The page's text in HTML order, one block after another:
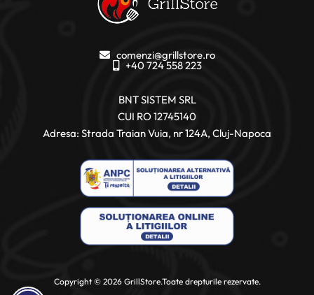
comenzi@grillstore.ro
+40 724 558 223
BNT SISTEM SRL
CUI RO 12745140
Adresa: Strada Traian Vuia, nr 124A, Cluj-Napoca
Copyright © 2026 GrillStore.Toate drepturile rezervate.